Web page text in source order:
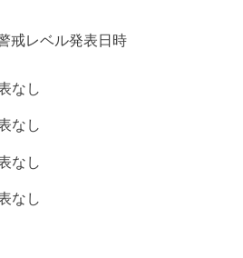
戒レベル発表日時
なし
なし
なし
なし